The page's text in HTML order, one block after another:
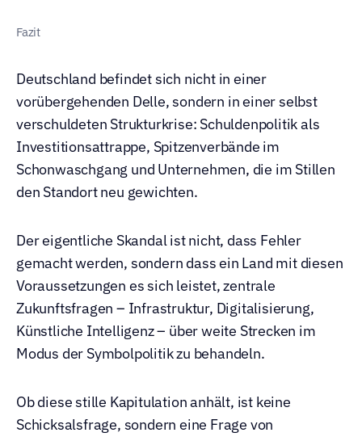
Fazit
Deutschland befindet sich nicht in einer
vorübergehenden Delle, sondern in einer selbst
verschuldeten Strukturkrise: Schuldenpolitik als
Investitionsattrappe, Spitzenverbände im
Schonwaschgang und Unternehmen, die im Stillen
den Standort neu gewichten.
Der eigentliche Skandal ist nicht, dass Fehler
gemacht werden, sondern dass ein Land mit diesen
Voraussetzungen es sich leistet, zentrale
Zukunftsfragen – Infrastruktur, Digitalisierung,
Künstliche Intelligenz – über weite Strecken im
Modus der Symbolpolitik zu behandeln.
Ob diese stille Kapitulation anhält, ist keine
Schicksalsfrage, sondern eine Frage von